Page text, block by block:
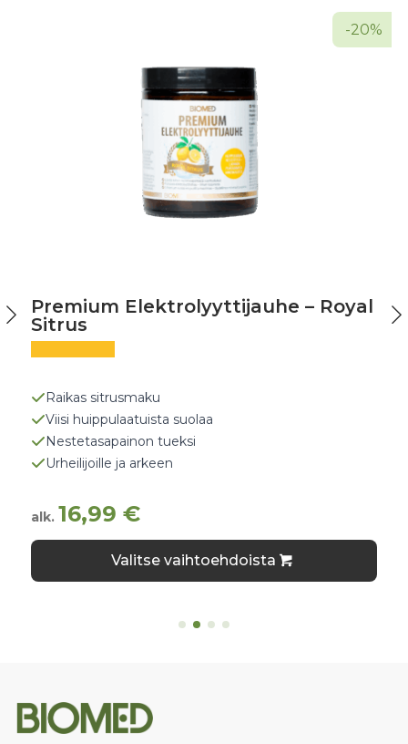
-20%
Raikas sitrusmaku
Viisi huippulaatuista suolaa
Nestetasapainon tueksi
Urheilijoille ja arkeen
alk. 16,99€
Premium Elektrolyyttijauhe – Royal
Sitrus
Valitse vaihtoehdoista
Tällä
on
sivulla.